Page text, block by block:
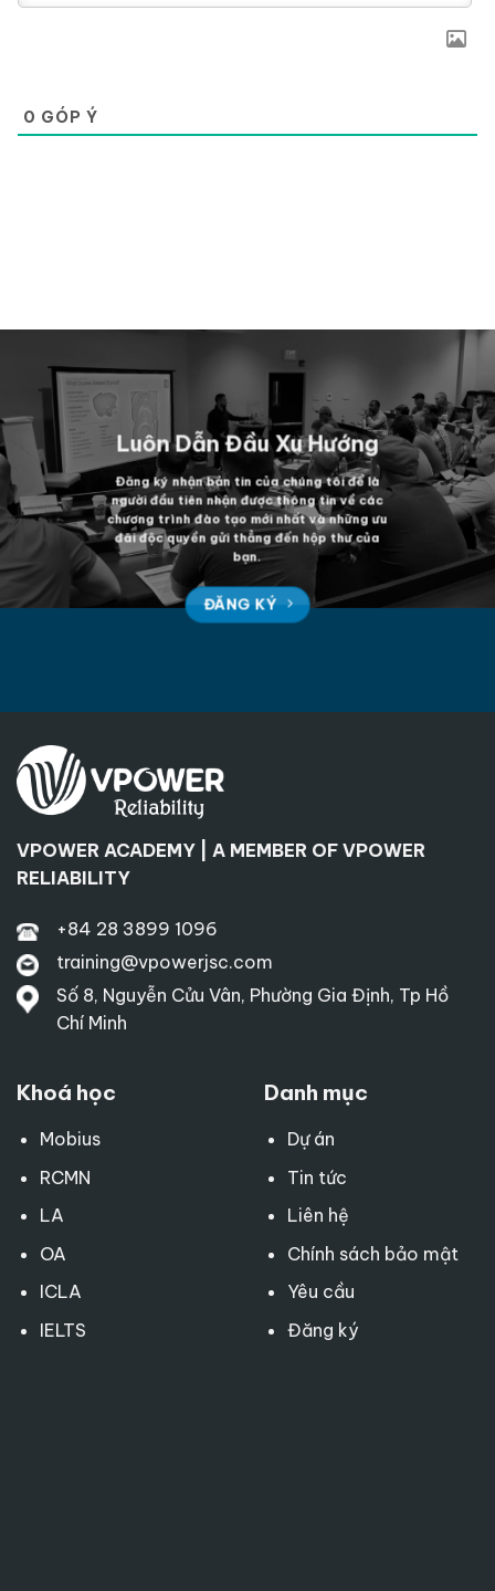
0 GÓP Ý
Luôn Dẫn Đầu Xu Hướng
Đăng ký nhận bản tin của chúng tôi để là
người đầu tiên nhận được thông tin về các
chương trình đào tạo mới nhất và những ưu
đãi độc quyền gửi thẳng đến hộp thư của
bạn.
ĐĂNG KÝ
VPOWER ACADEMY | A MEMBER OF VPOWER
RELIABILITY
+84 28 3899 1096
training@vpowerjsc.com
Số 8, Nguyễn Cửu Vân, Phường Gia Định, Tp Hồ
Chí Minh
Khoá học
Mobius
RCMN
LA
OA
ICLA
IELTS
Danh mục
Dự án
Tin tức
Liên hệ
Chính sách bảo mật
Yêu cầu
Đăng ký